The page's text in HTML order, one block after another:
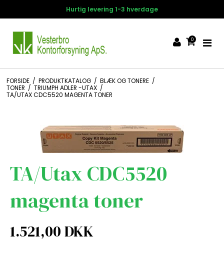
Hurtig levering 1-3 hverdage
0
FORSIDE / PRODUKTKATALOG / BLÆK OG TONERE /
TONER / TRIUMPH ADLER -UTAX /
TA/UTAX CDC5520 MAGENTA TONER
TA/Utax CDC5520
magenta toner
1.521,00 DKK